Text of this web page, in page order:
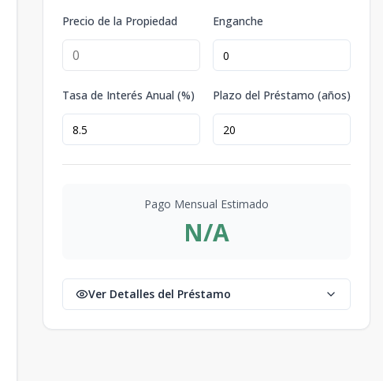
Precio de la Propiedad Enganche
Tasa de Interés Anual (%) Plazo del Préstamo (años)
Pago Mensual Estimado
N/A
Ver Detalles del Préstamo